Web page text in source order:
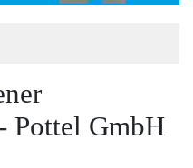
Pottel GmbH